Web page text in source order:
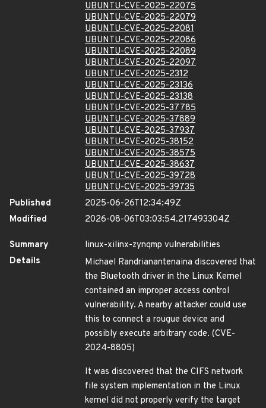
UBUNTU-CVE-2025-22075
UBUNTU-CVE-2025-22079
UBUNTU-CVE-2025-22081
UBUNTU-CVE-2025-22086
UBUNTU-CVE-2025-22089
UBUNTU-CVE-2025-22097
UBUNTU-CVE-2025-2312
UBUNTU-CVE-2025-23136
UBUNTU-CVE-2025-23138
UBUNTU-CVE-2025-37785
UBUNTU-CVE-2025-37889
UBUNTU-CVE-2025-37937
UBUNTU-CVE-2025-38152
UBUNTU-CVE-2025-38575
UBUNTU-CVE-2025-38637
UBUNTU-CVE-2025-39728
UBUNTU-CVE-2025-39735
Published
2025-06-26T12:34:49Z
Modified
2026-08-06T03:03:54.217493304Z
Summary
linux-xilinx-zynqmp vulnerabilities
Details
Michael Randrianantenaina discovered that
the Bluetooth driver in the Linux Kernel
contained an improper access control
vulnerability. A nearby attacker could use
this to connect a rougue device and
possibly execute arbitrary code. (CVE-
2024-8805)
It was discovered that the CIFS network
file system implementation in the Linux
kernel did not properly verify the target